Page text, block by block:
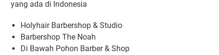
yang ada di Indonesia
Holyhair Barbershop & Studio
Barbershop The Noah
Di Bawah Pohon Barber & Shop